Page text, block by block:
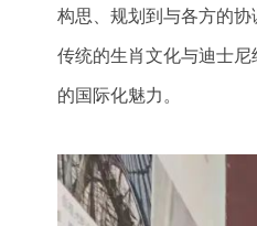
构思、规划到与各方的
传统的生肖文化与迪士
的国际化魅力。